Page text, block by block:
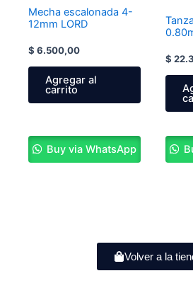
Mecha escalonada 4-
12mm LORD
$ 6.500,00
Agregar al
carrito
Buy via WhatsApp
$
Volver a la